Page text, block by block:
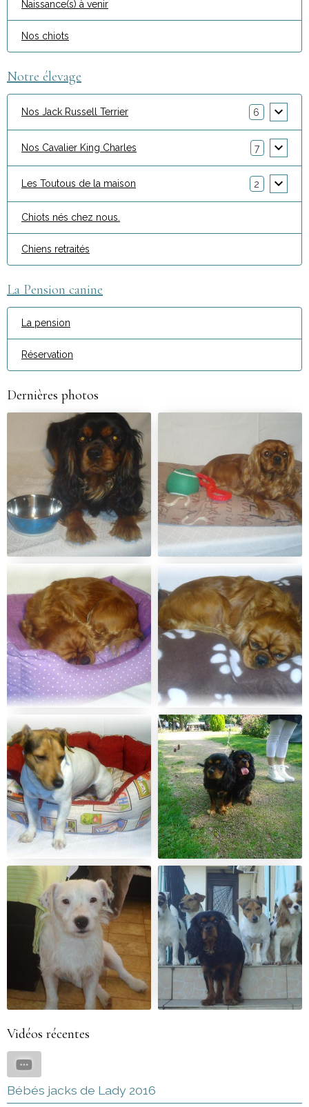
Naissance(s) à venir
Nos chiots
Notre élevage
Nos Jack Russell Terrier 6
Nos Cavalier King Charles 7
Les Toutous de la maison 2
Chiots nés chez nous.
Chiens retraités
La Pension canine
La pension
Réservation
Dernières photos
Vidéos récentes
Bébés jacks de Lady 2016